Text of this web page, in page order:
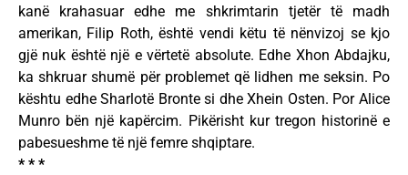
kanë krahasuar edhe me shkrimtarin tjetër të madh
amerikan, Filip Roth, është vendi këtu të nënvizoj se kjo
gjë nuk është një e vërtetë absolute. Edhe Xhon Abdajku,
ka shkruar shumë për problemet që lidhen me seksin. Po
kështu edhe Sharlotë Bronte si dhe Xhein Osten. Por Alice
Munro bën një kapërcim. Pikërisht kur tregon historinë e
pabesueshme të një femre shqiptare.
* * *